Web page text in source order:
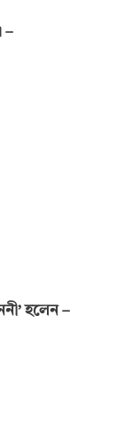
–
হলেন –